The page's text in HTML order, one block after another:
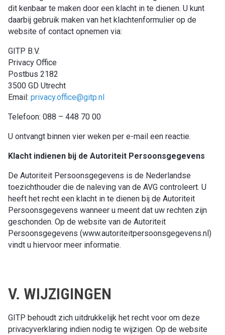
dit kenbaar te maken door een klacht in te dienen. U kunt
daarbij gebruik maken van het klachtenformulier op de
website of contact opnemen via:
GITP B.V.
Privacy Office
Postbus 2182
3500 GD Utrecht
Email: privacy.office@gitp.nl
Telefoon: 088 – 448 70 00
U ontvangt binnen vier weken per e-mail een reactie.
Klacht indienen bij de Autoriteit Persoonsgegevens
De Autoriteit Persoonsgegevens is de Nederlandse
toezichthouder die de naleving van de AVG controleert. U
heeft het recht een klacht in te dienen bij de Autoriteit
Persoonsgegevens wanneer u meent dat uw rechten zijn
geschonden. Op de website van de Autoriteit
Persoonsgegevens (www.autoriteitpersoonsgegevens.nl)
vindt u hiervoor meer informatie.
V. WIJZIGINGEN
GITP behoudt zich uitdrukkelijk het recht voor om deze
privacyverklaring indien nodig te wijzigen. Op de website